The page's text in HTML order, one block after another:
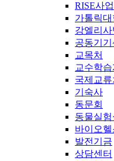
RISE사
가톨릭
강엘리
공동기기
교목처
교수학습
국제교류
기숙사
동문회
동물실험
바이오
발전기금
상담센터